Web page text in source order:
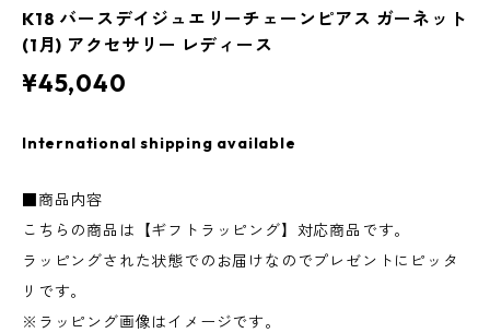
K18 バースデイジュエリーチェーンピアス ガーネット
(1月) アクセサリー レディース
¥45,040
International shipping available
■商品内容
こちらの商品は【ギフトラッピング】対応商品です。
ラッピングされた状態でのお届けなのでプレゼントにピッタ
リです。
※ラッピング画像はイメージです。